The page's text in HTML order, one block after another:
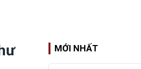
MỚI NHẤT